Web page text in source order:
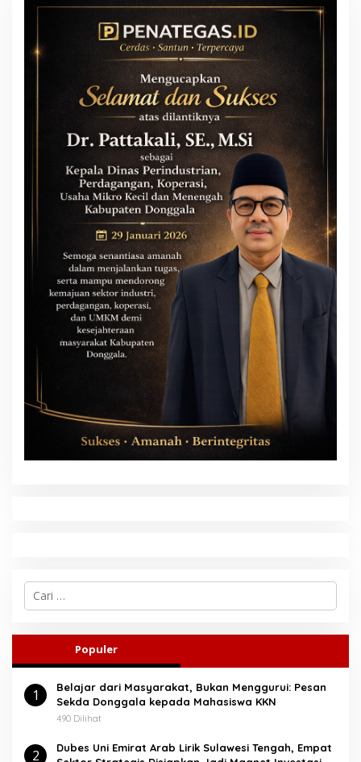
C
i
n
u
k
Populer
1
Belajar dari Masyarakat, Bukan Menggurui: Pesan
Sekda Donggala kepada Mahasiswa KKN
490 Dilihat
2
Dubes Uni Emirat Arab Lirik Sulawesi Tengah, Empat